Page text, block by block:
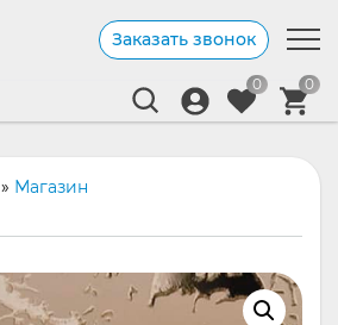
Заказать звонок
0 0
» Магазин